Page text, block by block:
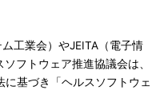
工業会）やJEITA（電子情
フトウェア推進協議会は、
に基づき「ヘルスソフトウェ